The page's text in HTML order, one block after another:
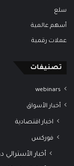
سلع
أسهم عالمية
عملات رقمية
تصنيفات
webinars
أخبار الأسواق
اخبار اقتصادية
فوركس
أخبار الأسترالي